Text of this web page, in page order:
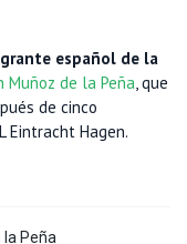
español de la
Muñoz de la Peña, que
de cinco
Eintracht Hagen.
Peña